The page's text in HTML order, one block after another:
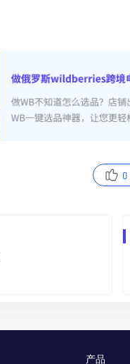
0
产品